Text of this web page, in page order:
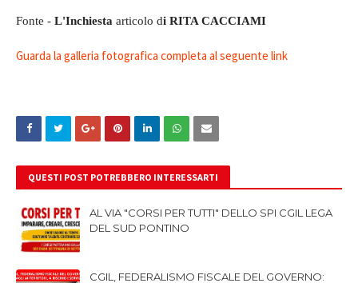
Fonte - L'Inchiesta articolo di RITA CACCIAMI
Guarda la galleria fotografica completa al seguente link
QUESTI POST POTREBBERO INTERESSARTI
AL VIA "CORSI PER TUTTI" DELLO SPI CGIL LEGA
DEL SUD PONTINO
CGIL, FEDERALISMO FISCALE DEL GOVERNO: